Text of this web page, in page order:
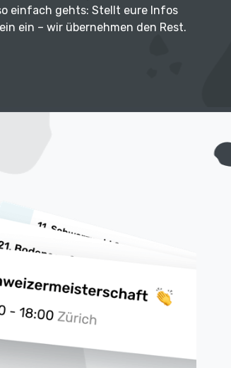
einfach gehts: Stellt eure Infos
ein – wir übernehmen den Rest.